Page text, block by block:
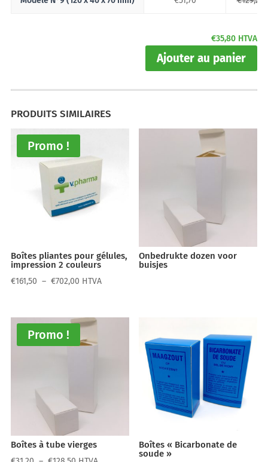
€35,80 HTVA
Ajouter au panier
PRODUITS SIMILAIRES
Promo !
Boîtes pliantes pour gélules,
impression 2 couleurs
€161,50 – €702,00 Plage
€161,50
à
HTVA
Onbedrukte dozen voor
buisjes
Promo !
Boîtes à tube vierges
Boîtes « Bicarbonate de
soude »